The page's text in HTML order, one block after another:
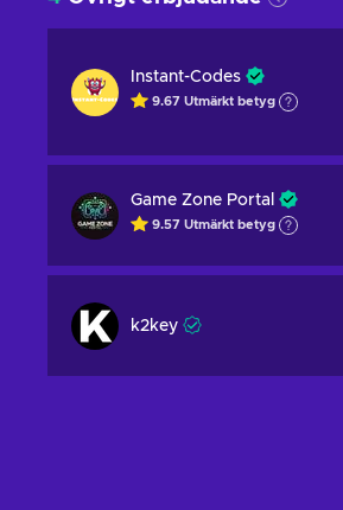
Instant-Codes
9.67 Utmärkt betyg
Game Zone Portal
9.57 Utmärkt betyg
k2key